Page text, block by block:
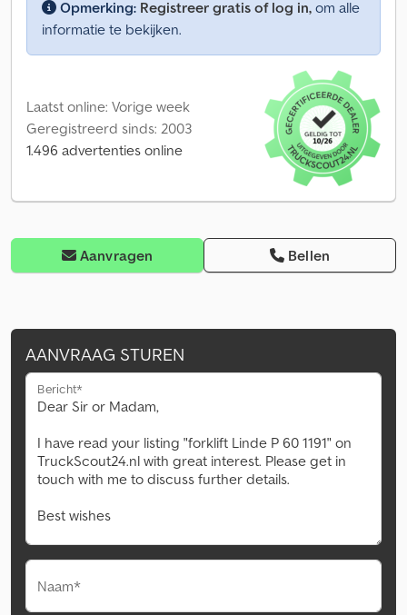
Opmerking: Registreer gratis of log in, om alle
informatie te bekijken.
Laatst online: Vorige week
Geregistreerd sinds: 2003
1.496 advertenties online
Aanvragen Bellen
AANVRAAG STUREN
Bericht*
Naam*